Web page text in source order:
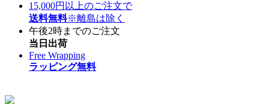
15,000円以上のご注文で
送料無料※離島は除く
午後2時までのご注文
当日出荷
Free Wrapping
ラッピング無料